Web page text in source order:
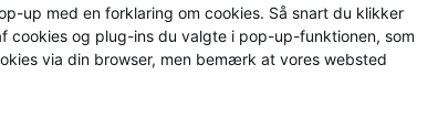
up med en forklaring om cookies. Så snart du klikker
cookies og plug-ins du valgte i pop-up-funktionen, som
via din browser, men bemærk at vores websted